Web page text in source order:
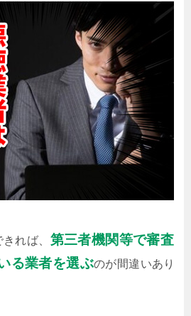
れば、 第三者機関等で審査
る業者を選ぶのが間違いあり